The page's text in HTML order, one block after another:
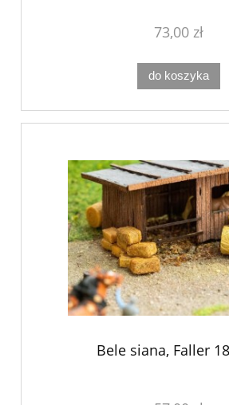
73,00 zł
do koszyka
Bele siana, Faller